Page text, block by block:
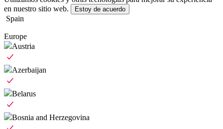
en nuestro sitio web.
Estoy de acuerdo
Spain
Europe
Austria
Azerbaijan
Belarus
Bosnia and Herzegovina